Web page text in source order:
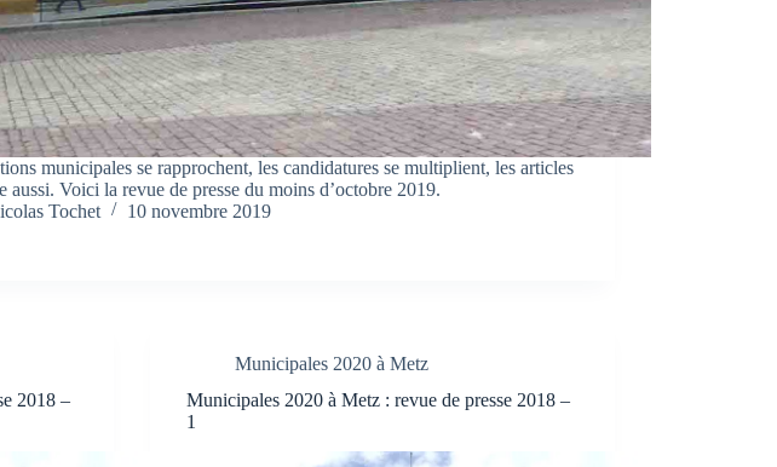
municipales se rapprochent, les candidatures se multiplient, les articles
aussi. Voici la revue de presse du moins d’octobre 2019.
Tochet
10 novembre 2019
2018 –
Municipales 2020 à Metz
Municipales 2020 à Metz : revue de presse 2018 –
1